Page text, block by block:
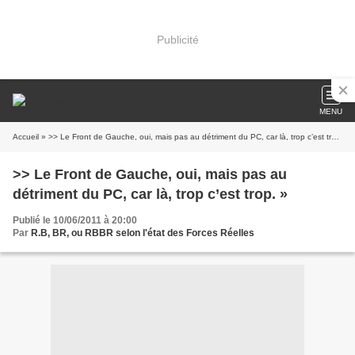
Publicité
MENU
Accueil » >> Le Front de Gauche, oui, mais pas au détriment du PC, car là, trop c’est trop. »
>> Le Front de Gauche, oui, mais pas au
détriment du PC, car là, trop c’est trop. »
Publié le 10/06/2011 à 20:00
Par R.B, BR, ou RBBR selon l'état des Forces Réelles